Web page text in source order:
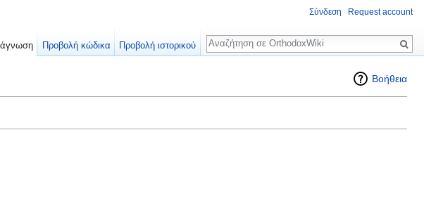
Βοήθεια
Σύνδεση Request account
Προβολή κώδικα Προβολή ιστορικού
Αναζήτηση